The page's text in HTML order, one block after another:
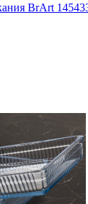
BrArt